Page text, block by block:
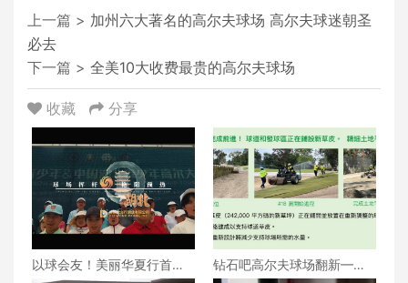
上一篇 > 加州六大著名的高尔夫球场 高尔夫球迷朝圣
必去
下一篇 > 全美10大收费最贵的高尔夫球场
收藏 分享
以球会友！美丽华夏行首站
中美青少年高尔夫交流赛
钻石吧高尔夫球场翻新——2
023 年夏季更新